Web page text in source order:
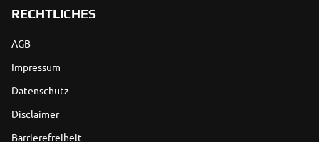
RECHTLICHES
AGB
Impressum
Datenschutz
Disclaimer
Barrierefreiheit